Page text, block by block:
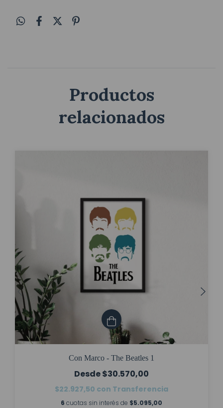
Productos
relacionados
Con Marco - The Beatles 1
$30.570,00
$22.927,50 con Transferencia
6 cuotas sin interés de $5.095,00